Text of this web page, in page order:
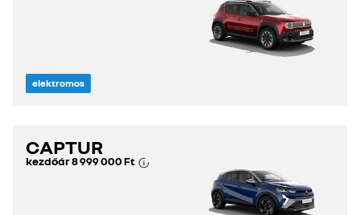
elektromos
CAPTUR
kezdőár8 999 000 Ft